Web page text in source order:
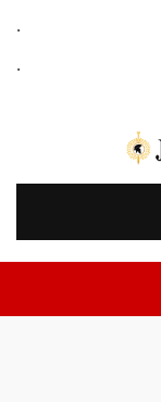
.
.